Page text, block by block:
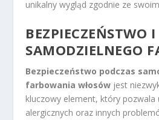
unikalny wygląd zgodnie ze
BEZPIECZEŃSTWO
SAMODZIELNEGO
Bezpieczeństwo podczas
farbowania włosów jest
kluczowy element, który pozwala
alergicznych oraz innych